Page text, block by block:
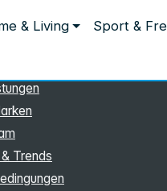
& Living Sport &
Trends